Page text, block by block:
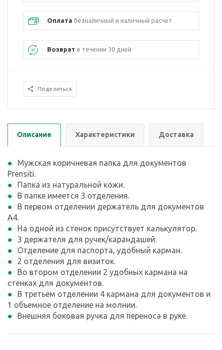
Оплата безналичный и наличный расчет
Возврат в течении 30 дней
Поделиться
Описание Характеристики Доставка
Мужская коричневая папка для документов
Prensiti.
Папка из натуральной кожи.
В папке имеется 3 отделения.
В первом отделении держатель для документов
А4.
На одной из стенок присутствует калькулятор.
3 держателя для ручек/карандашей.
Отделение для паспорта, удобный карман.
2 отделения для визиток.
Во втором отделении 2 удобных кармана на
стенках для документов.
В третьем отделении 4 кармана для документов и
1 объемное отделение на молнии.
Внешняя боковая ручка для переноса в руке.